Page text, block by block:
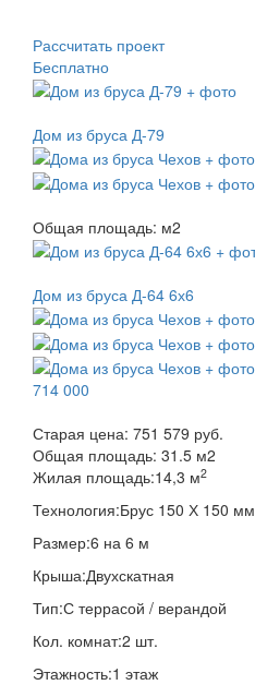
Рассчитать проект
Бесплатно
Дом из бруса Д-79
Общая площадь: м2
Дом из бруса Д-64 6х6
714 000
Старая цена: 751 579 руб.
Общая площадь: 31.5 м2
Жилая площадь:14,3 м2
Технология:Брус 150 Х 150 мм
Размер:6 на 6 м
Крыша:Двухскатная
Тип:С террасой / верандой
Кол. комнат:2 шт.
Этажность:1 этаж